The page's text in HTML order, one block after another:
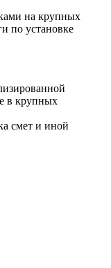
на крупных
по установке
в крупных
смет и иной